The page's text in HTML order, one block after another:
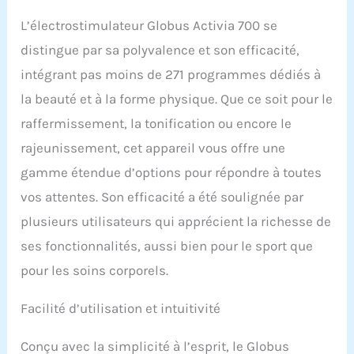
ÉLECTRODES: Le
des électrodes et le choix
approprié de leur taille
fondamentaux pour
l'efficacité de
tous les programmes qui
déterminent une
contraction musculaire
importante, il est
fondamental de placer
l'électrode au-dessus du
point moteur du muscle,
qui est le point le plus
TRAITEMENTS PEAU-
présente les nouvelles et
L’électrostimulateur Globus Activia 700 se
distingue par sa polyvalence et son efficacité,
intégrant pas moins de 271 programmes dédiés à
la beauté et à la forme physique. Que ce soit pour le
raffermissement, la tonification ou encore le
rajeunissement, cet appareil vous offre une
gamme étendue d’options pour répondre à toutes
vos attentes. Son efficacité a été soulignée par
plusieurs utilisateurs qui apprécient la richesse de
ses fonctionnalités, aussi bien pour le sport que
pour les soins corporels.
Facilité d’utilisation et intuitivité
Conçu avec la simplicité à l’esprit, le Globus